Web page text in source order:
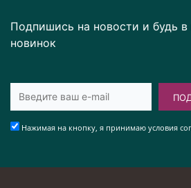
Подпишись на новости и будь в
новинок
Нажимая на кнопку, я принимаю условия